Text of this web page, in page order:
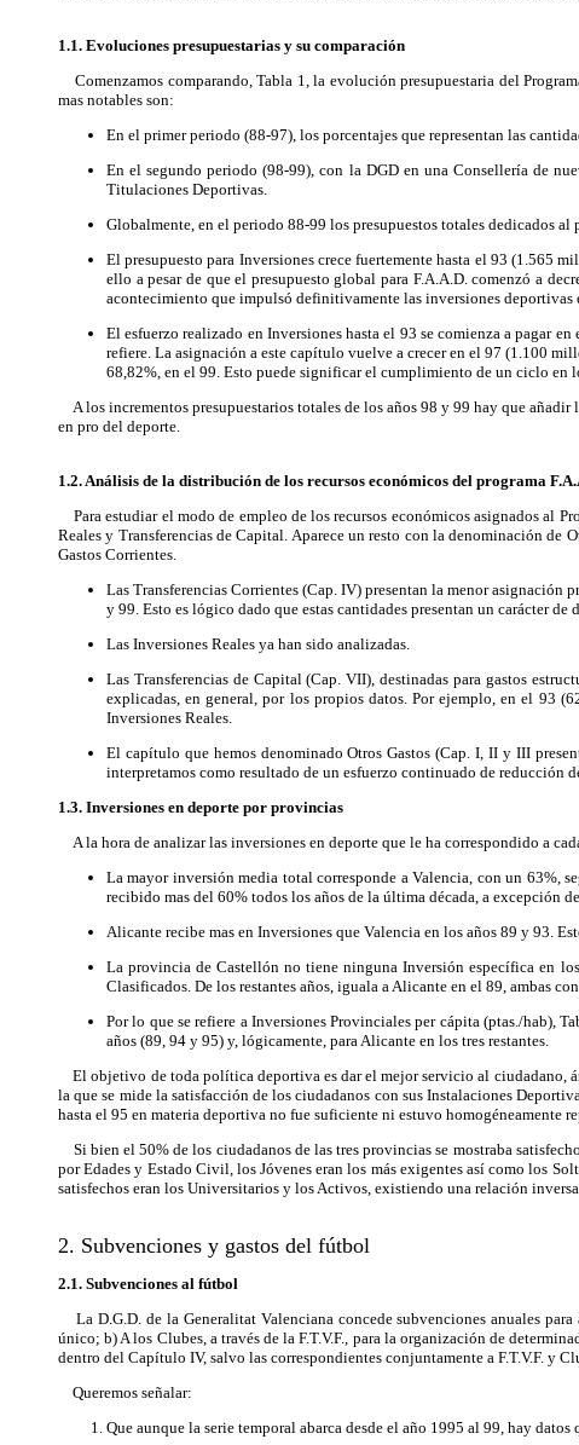
1.1. Evoluciones presupuestarias y su comparación
Comenzamos comparando, Tabla 1, la evolución presupuestaria del
mas notables son:
En el primer periodo (88-97), los porcentajes que representan las
En el segundo periodo (98-99), con la DGD en una Consellería de
Titulaciones Deportivas.
Globalmente, en el periodo 88-99 los presupuestos totales dedicados
El presupuesto para Inversiones crece fuertemente hasta el 93 (1.565
ello a pesar de que el presupuesto global para F.A.A.D. comenzó a
acontecimiento que impulsó definitivamente las inversiones deportivas
El esfuerzo realizado en Inversiones hasta el 93 se comienza a pagar
refiere. La asignación a este capítulo vuelve a crecer en el 97 (1.100
68,82%, en el 99. Esto puede significar el cumplimiento de un ciclo en
A los incrementos presupuestarios totales de los años 98 y 99 hay que
en pro del deporte.
1.2. Análisis de la distribución de los recursos económicos del programa
Para estudiar el modo de empleo de los recursos económicos asignados al
Reales y Transferencias de Capital. Aparece un resto con la denominación de
Gastos Corrientes.
Las Transferencias Corrientes (Cap. IV) presentan la menor
y 99. Esto es lógico dado que estas cantidades presentan un carácter
Las Inversiones Reales ya han sido analizadas.
Las Transferencias de Capital (Cap. VII), destinadas para gastos
explicadas, en general, por los propios datos. Por ejemplo, en el 93
Inversiones Reales.
El capítulo que hemos denominado Otros Gastos (Cap. I, II y III
interpretamos como resultado de un esfuerzo continuado de reducción
1.3. Inversiones en deporte por provincias
A la hora de analizar las inversiones en deporte que le ha correspondido a
La mayor inversión media total corresponde a Valencia, con un 63%,
recibido mas del 60% todos los años de la última década, a excepción
Alicante recibe mas en Inversiones que Valencia en los años 89 y 93.
La provincia de Castellón no tiene ninguna Inversión específica en
Clasificados. De los restantes años, iguala a Alicante en el 89, ambas
Por lo que se refiere a Inversiones Provinciales per cápita (ptas./hab),
años (89, 94 y 95) y, lógicamente, para Alicante en los tres restantes.
El objetivo de toda política deportiva es dar el mejor servicio al ciudadano,
la que se mide la satisfacción de los ciudadanos con sus Instalaciones
hasta el 95 en materia deportiva no fue suficiente ni estuvo homogéneamente
Si bien el 50% de los ciudadanos de las tres provincias se mostraba
por Edades y Estado Civil, los Jóvenes eran los más exigentes así como los
satisfechos eran los Universitarios y los Activos, existiendo una relación
2. Subvenciones y gastos del fútbol
2.1. Subvenciones al fútbol
La D.G.D. de la Generalitat Valenciana concede subvenciones anuales
único; b) A los Clubes, a través de la F.T.V.F., para la organización de
dentro del Capítulo IV, salvo las correspondientes conjuntamente a F.T.V.F. y
Queremos señalar:
Que aunque la serie temporal abarca desde el año 1995 al 99, hay